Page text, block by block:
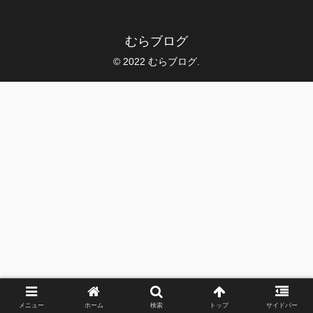
むらブログ
© 2022 むらブログ.
メニュー ホーム 検索 トップ サイドバー